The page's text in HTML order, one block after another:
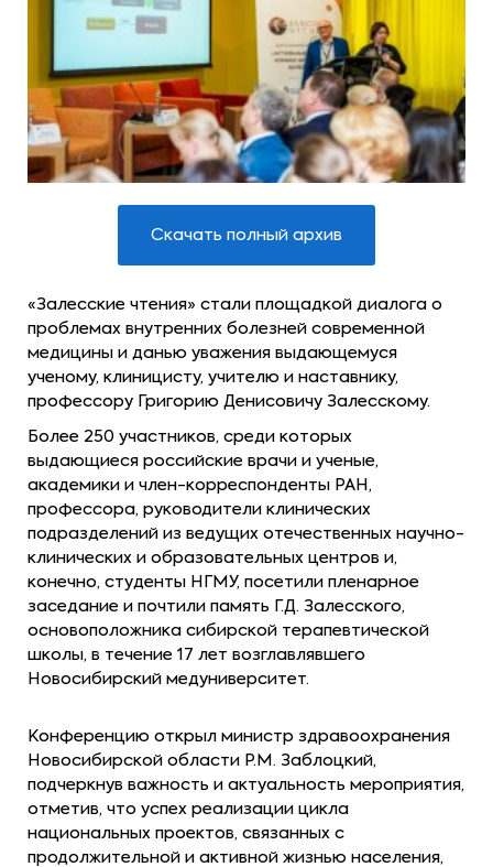
Скачать полный архив
«Залесские чтения» стали площадкой диалога о
проблемах внутренних болезней современной
медицины и данью уважения выдающемуся
ученому, клиницисту, учителю и наставнику,
профессору Григорию Денисовичу Залесскому.
Более 250 участников, среди которых
выдающиеся российские врачи и ученые,
академики и член-корреспонденты РАН,
профессора, руководители клинических
подразделений из ведущих отечественных научно-
клинических и образовательных центров и,
конечно, студенты НГМУ, посетили пленарное
заседание и почтили память Г.Д. Залесского,
основоположника сибирской терапевтической
школы, в течение 17 лет возглавлявшего
Новосибирский медуниверситет.
Конференцию открыл министр здравоохранения
Новосибирской области Р.М. Заблоцкий,
подчеркнув важность и актуальность мероприятия,
отметив, что успех реализации цикла
национальных проектов, связанных с
продолжительной и активной жизнью населения,